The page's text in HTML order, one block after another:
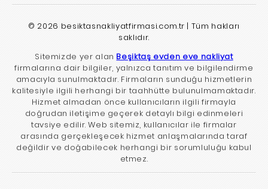
© 2026 besiktasnakliyatfirmasi.com.tr | Tüm hakları
saklıdır.
Sitemizde yer alan Beşiktaş evden eve nakliyat
firmalarına dair bilgiler, yalnızca tanıtım ve bilgilendirme
amacıyla sunulmaktadır. Firmaların sunduğu hizmetlerin
kalitesiyle ilgili herhangi bir taahhütte bulunulmamaktadır.
Hizmet almadan önce kullanıcıların ilgili firmayla
doğrudan iletişime geçerek detaylı bilgi edinmeleri
tavsiye edilir. Web sitemiz, kullanıcılar ile firmalar
arasında gerçekleşecek hizmet anlaşmalarında taraf
değildir ve doğabilecek herhangi bir sorumluluğu kabul
etmez.